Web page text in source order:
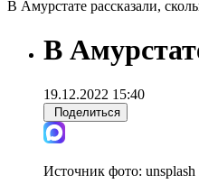
В Амурстате рассказали,
В
19.12.2022 15:40
Поделиться
Источник фото: unsplash